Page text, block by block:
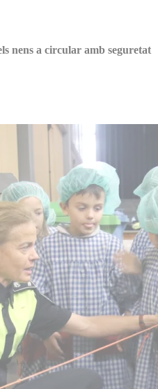
nens a circular amb seguretat